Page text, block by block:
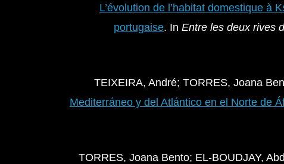
L’évolution de l’habitat domestique à
portugaise. In Entre les deux rives
TEIXEIRA, André; TORRES, Joana
Mediterráneo y del Atlántico en el Norte de
TORRES, Joana Bento; EL-BOUDJAY,